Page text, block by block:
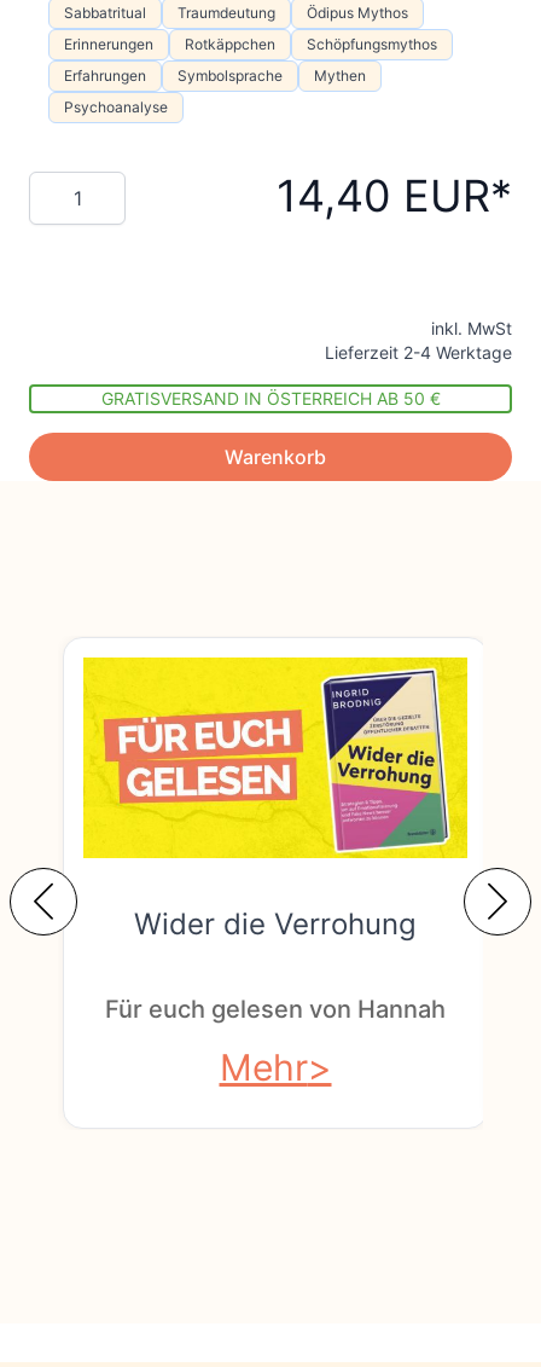
Sabbatritual Traumdeutung
Ödipus Mythos
Erinnerungen
Rotkäppchen
Schöpfungsmythos
Erfahrungen
Symbolsprache
Mythen
Psychoanalyse
Menge 14,40 EUR
inkl. MwSt
Lieferzeit 2-4 Werktage
GRATISVERSAND IN ÖSTERREICH AB 50 €
Warenkorb
Wider die Verrohung
Für euch gelesen von Hannah
Mehr